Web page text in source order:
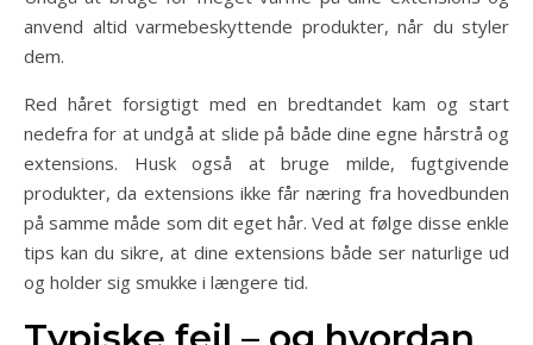
anvend altid varmebeskyttende produkter, når du styler
dem.
Red håret forsigtigt med en bredtandet kam og start
nedefra for at undgå at slide på både dine egne hårstrå og
extensions. Husk også at bruge milde, fugtgivende
produkter, da extensions ikke får næring fra hovedbunden
på samme måde som dit eget hår. Ved at følge disse enkle
tips kan du sikre, at dine extensions både ser naturlige ud
og holder sig smukke i længere tid.